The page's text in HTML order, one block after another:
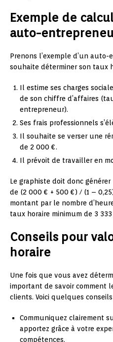
Exemple de
auto-
Prenons l’exemple d’un
souhaite déterminer son taux
Il estime ses charges
de son chiffre d’affaires
entrepreneur).
Ses frais professionnels
Il souhaite se verser une
de 2 000 €.
Il prévoit de travailler en
Le graphiste doit donc
de (2 000 € + 500 €) / (1 –
montant par le nombre
taux horaire minimum de 3 333
Conseils pour
horaire
Une fois que vous avez
important de savoir comment
clients. Voici quelques
Communiquez clairement
apportez grâce à votre
compétences.